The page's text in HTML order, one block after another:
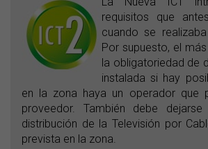
requisitos que
cuando se
Por supuesto, el
la obligatoriedad de
instalada si hay
en la zona haya un operador que
proveedor. También debe dejarse
distribución de la Televisión por
prevista en la zona.